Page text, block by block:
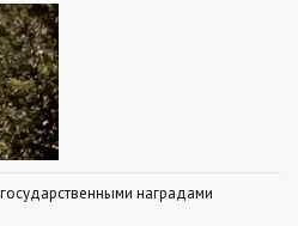
наградами